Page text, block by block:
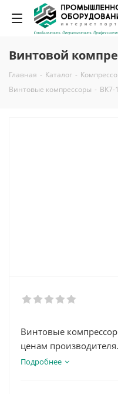
Винтовой
Главная - Каталог -
Винтовые компрессоры - ВК7-
Винтовые
ценам
одним из самых
Подробнее